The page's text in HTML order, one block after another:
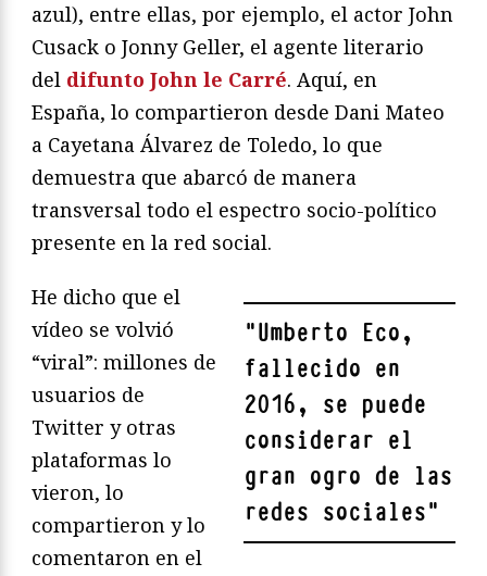
azul), entre ellas, por ejemplo, el actor John
Cusack o Jonny Geller, el agente literario
del difunto John le Carré. Aquí, en
España, lo compartieron desde Dani Mateo
a Cayetana Álvarez de Toledo, lo que
demuestra que abarcó de manera
transversal todo el espectro socio-político
presente en la red social.
"Umberto Eco,
fallecido en
2016, se puede
considerar el
gran ogro de las
redes sociales"
He dicho que el
vídeo se volvió
“viral”: millones de
usuarios de
Twitter y otras
plataformas lo
vieron, lo
compartieron y lo
comentaron en el